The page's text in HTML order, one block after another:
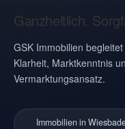
Ganzheitlich.
GSK Immobilien
Klarheit, Marktkenntnis
Vermarktungsansatz.
Immobilien in